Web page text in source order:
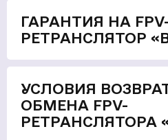
ГАРАНТИЯ НА
РЕТРАНСЛЯТОР
УСЛОВИЯ
ОБМЕНА FPV-
РЕТРАНСЛЯТОРА